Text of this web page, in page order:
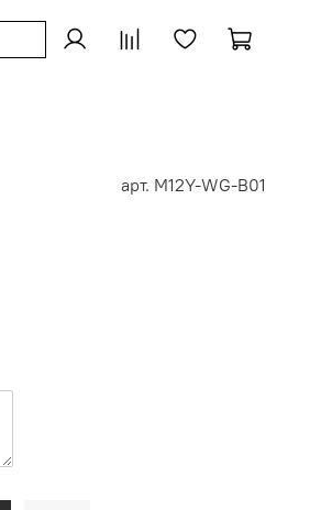
арт. M12Y-WG-B01